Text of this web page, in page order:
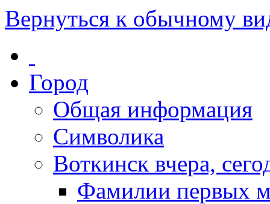
Вернуться к обычному
Город
Общая информация
Символика
Воткинск вчера,
Фамилии первых